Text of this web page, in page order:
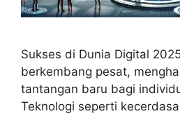
Sukses di Dunia Digital
berkembang pesat,
tantangan baru bagi
Teknologi seperti